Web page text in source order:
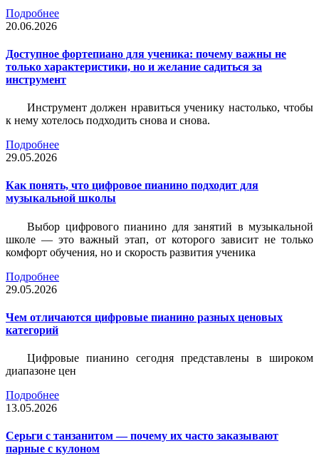
Подробнее
20.06.2026
Доступное фортепиано для ученика: почему важны не
только характеристики, но и желание садиться за
инструмент
Инструмент должен нравиться ученику настолько, чтобы
к нему хотелось подходить снова и снова.
Подробнее
29.05.2026
Как понять, что цифровое пианино подходит для
музыкальной школы
Выбор цифрового пианино для занятий в музыкальной
школе — это важный этап, от которого зависит не только
комфорт обучения, но и скорость развития ученика
Подробнее
29.05.2026
Чем отличаются цифровые пианино разных ценовых
категорий
Цифровые пианино сегодня представлены в широком
диапазоне цен
Подробнее
13.05.2026
Серьги с танзанитом — почему их часто заказывают
парные с кулоном